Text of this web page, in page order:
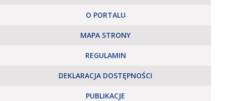
O PORTALU
MAPA STRONY
REGULAMIN
DEKLARACJA DOSTĘPNOŚCI
PUBLIKACJE